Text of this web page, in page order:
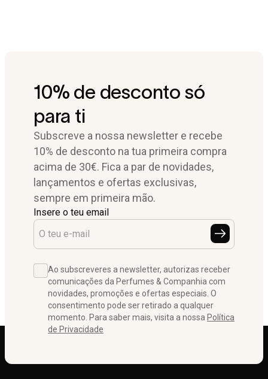
10% de desconto só
para ti
Subscreve a nossa newsletter e recebe
10% de desconto na tua primeira compra
acima de 30€. Fica a par de novidades,
lançamentos e ofertas exclusivas,
sempre em primeira mão.
Insere o teu email
Ao subscreveres a newsletter, autorizas receber
comunicações da Perfumes & Companhia com
novidades, promoções e ofertas especiais. O
consentimento pode ser retirado a qualquer
momento. Para saber mais, visita a nossa Política
de Privacidade